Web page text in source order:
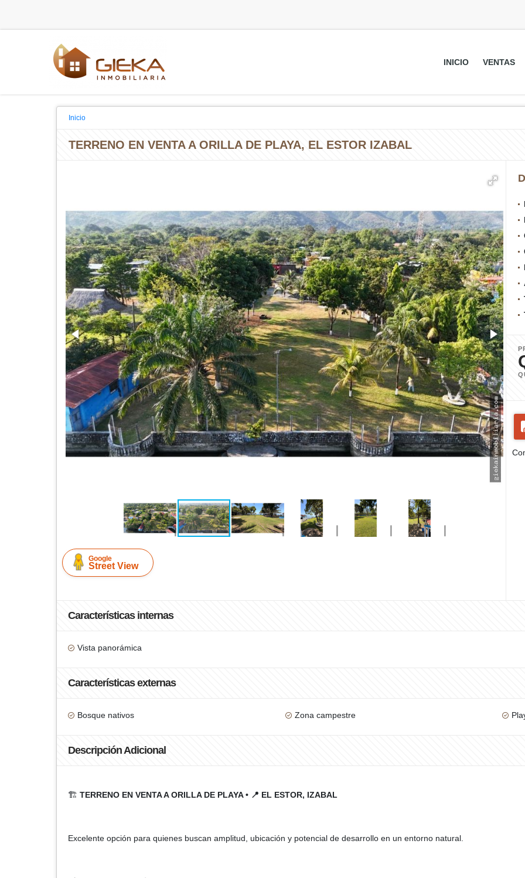
INICIO VENTAS
Inicio
TERRENO EN VENTA A ORILLA DE PLAYA, EL ESTOR IZABAL
Google
Street View
Características internas
Vista panorámica
Características externas
Bosque nativos Zona campestre
Descripción Adicional
🏗️ TERRENO EN VENTA A ORILLA DE PLAYA • 📍 EL ESTOR, IZABAL
Excelente opción para quienes buscan amplitud, ubicación y potencial de desarrollo en un entorno natural.